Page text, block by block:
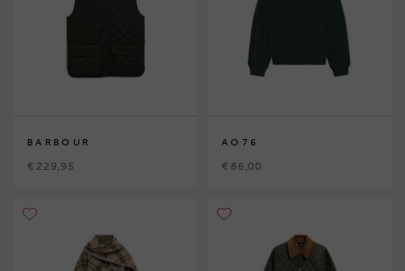
BARBOUR
€ 229,95
AO76
€ 86,00